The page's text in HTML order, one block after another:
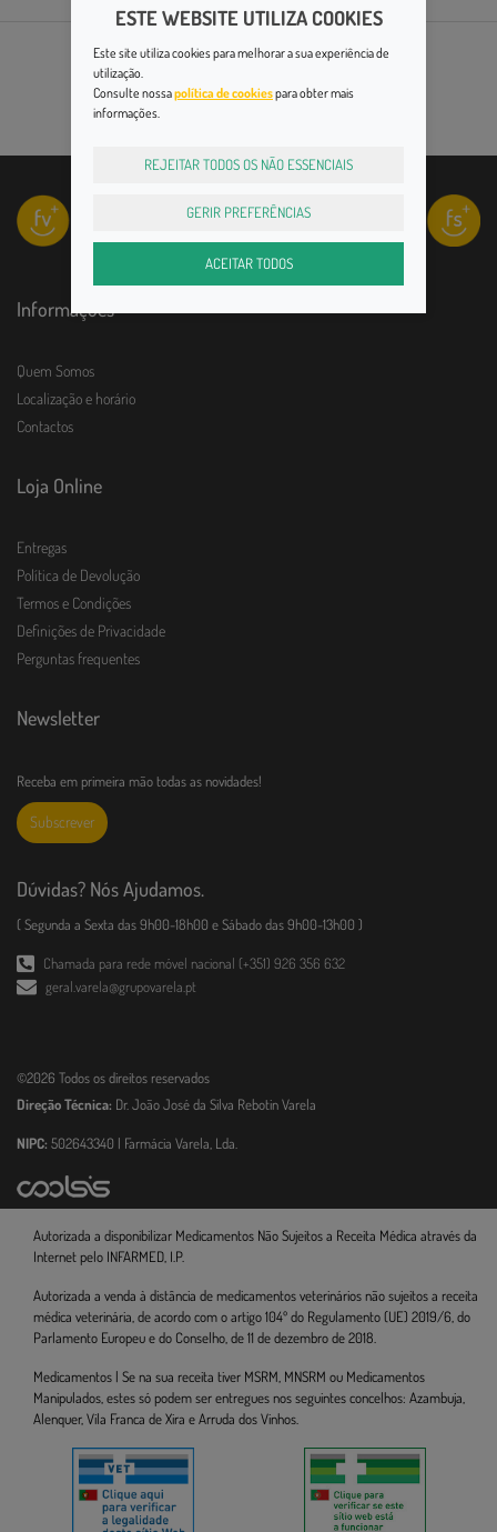
Informações
Quem Somos
Localização e horário
Contactos
Loja Online
Entregas
Política de Devolução
Termos e Condições
Definições de Privacidade
Perguntas frequentes
Newsletter
Receba em primeira mão todas as novidades!
Subscrever
Dúvidas? Nós Ajudamos.
( Segunda a Sexta das 9h00-18h00 e Sábado das 9h00-13h00 )
Chamada para rede móvel nacional (+351) 926 356 632
geral.varela@grupovarela.pt
©2026 Todos os direitos reservados
Direção Técnica: Dr. João José da Silva Rebotin Varela
NIPC: 502643340 | Farmácia Varela, Lda.
Autorizada a disponibilizar Medicamentos Não Sujeitos a Receita Médica através da
Internet pelo INFARMED, I.P.
Autorizada a venda à distância de medicamentos veterinários não sujeitos a receita
médica veterinária, de acordo com o artigo 104º do Regulamento (UE) 2019/6, do
Parlamento Europeu e do Conselho, de 11 de dezembro de 2018.
Medicamentos | Se na sua receita tiver MSRM, MNSRM ou Medicamentos
Manipulados, estes só podem ser entregues nos seguintes concelhos: Azambuja,
Alenquer, Vila Franca de Xira e Arruda dos Vinhos.
ESTE WEBSITE UTILIZA COOKIES
Este site utiliza cookies para melhorar a sua experiência de
utilização.
Consulte nossapolítica de cookiespara obter mais
informações.
REJEITAR TODOS OS NÃO ESSENCIAIS
GERIR PREFERÊNCIAS
ACEITAR TODOS